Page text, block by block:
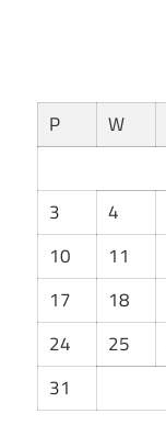
P
W
3
4
10
11
17
18
24
25
31